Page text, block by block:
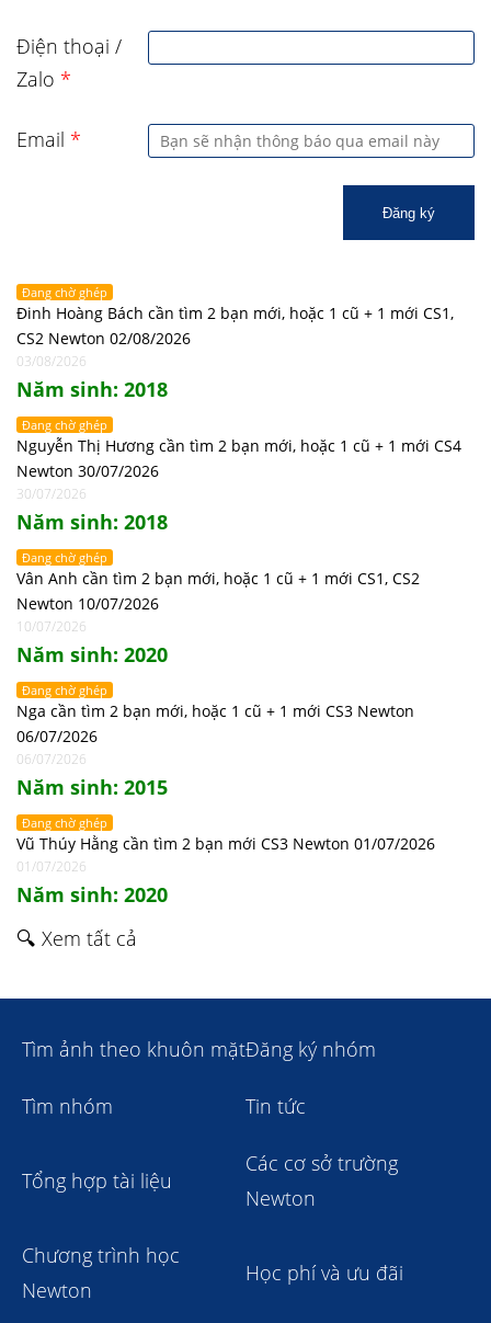
Điện thoại /
Zalo *
Email *
Đăng ký
Đang chờ ghép
Đinh Hoàng Bách cần tìm 2 bạn mới, hoặc 1 cũ + 1 mới CS1,
CS2 Newton 02/08/2026
03/08/2026
Năm sinh: 2018
Đang chờ ghép
Nguyễn Thị Hương cần tìm 2 bạn mới, hoặc 1 cũ + 1 mới CS4
Newton 30/07/2026
30/07/2026
Năm sinh: 2018
Đang chờ ghép
Vân Anh cần tìm 2 bạn mới, hoặc 1 cũ + 1 mới CS1, CS2
Newton 10/07/2026
10/07/2026
Năm sinh: 2020
Đang chờ ghép
Nga cần tìm 2 bạn mới, hoặc 1 cũ + 1 mới CS3 Newton
06/07/2026
06/07/2026
Năm sinh: 2015
Đang chờ ghép
Vũ Thúy Hằng cần tìm 2 bạn mới CS3 Newton 01/07/2026
01/07/2026
Năm sinh: 2020
🔍 Xem tất cả
Tìm ảnh theo khuôn mặtĐăng ký nhóm
Tìm nhóm Tin tức
Tổng hợp tài liệu
Các cơ sở trường
Newton
Chương trình học
Newton
Học phí và ưu đãi